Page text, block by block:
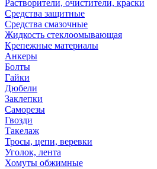
Растворители, очистители, краски
Средства защитные
Средства смазочные
Жидкость стеклоомывающая
Крепежные материалы
Анкеры
Болты
Гайки
Дюбели
Заклепки
Саморезы
Гвозди
Такелаж
Тросы, цепи, веревки
Уголок, лента
Хомуты обжимные